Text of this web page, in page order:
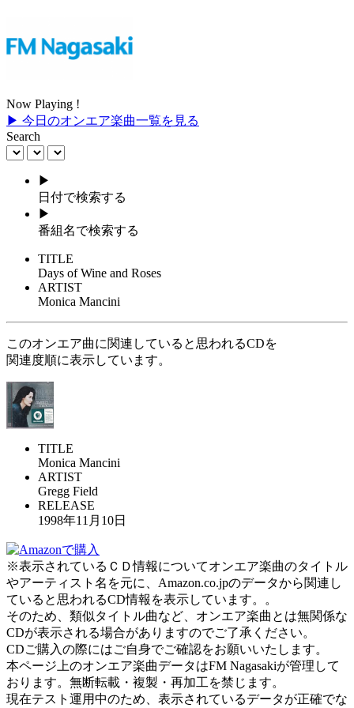
Now Playing !
▶ 今日のオンエア楽曲一覧を見る
Search
▶
日付で検索する
▶
番組名で検索する
TITLE
Days of Wine and Roses
ARTIST
Monica Mancini
このオンエア曲に関連していると思われるCDを
関連度順に表示しています。
TITLE
Monica Mancini
ARTIST
Gregg Field
RELEASE
1998年11月10日
※表示されているＣＤ情報についてオンエア楽曲のタイトル
やアーティスト名を元に、Amazon.co.jpのデータから関連し
ていると思われるCD情報を表示しています。。
そのため、類似タイトル曲など、オンエア楽曲とは無関係な
CDが表示される場合がありますのでご了承ください。
CDご購入の際にはご自身でご確認をお願いいたします。
本ページ上のオンエア楽曲データはFM Nagasakiが管理して
おります。無断転載・複製・再加工を禁じます。
現在テスト運用中のため、表示されているデータが正確でな